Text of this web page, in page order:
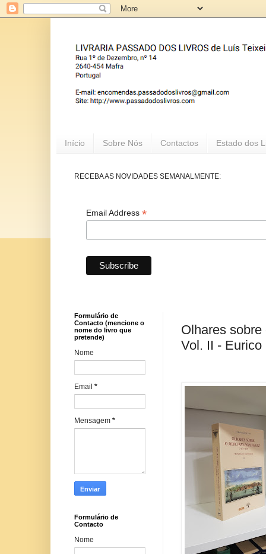
Início Sobre Nós Contactos Estado dos
RECEBA AS NOVIDADES SEMANALMENTE:
Email Address *
Olhares
Vol. II -
Formulário de
Contacto (mencione o
nome do livro que
pretende)
Nome
Email *
Mensagem *
Formulário de
Contacto
Nome